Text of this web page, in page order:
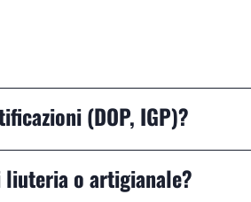
(DOP, IGP)?
o artigianale?